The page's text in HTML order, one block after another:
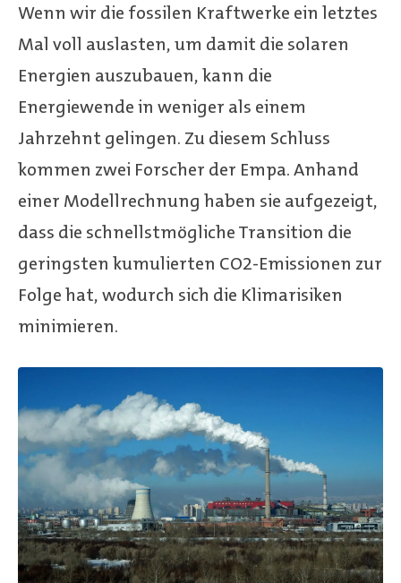
Wenn wir die fossilen Kraftwerke ein letztes
Mal voll auslasten, um damit die solaren
Energien auszubauen, kann die
Energiewende in weniger als einem
Jahrzehnt gelingen. Zu diesem Schluss
kommen zwei Forscher der Empa. Anhand
einer Modellrechnung haben sie aufgezeigt,
dass die schnellstmögliche Transition die
geringsten kumulierten CO2-Emissionen zur
Folge hat, wodurch sich die Klimarisiken
minimieren.